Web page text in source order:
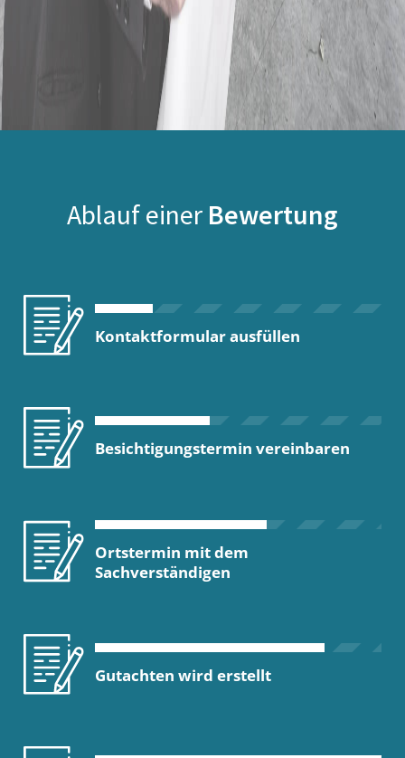
Ablauf einer Bewertung
Kontaktformular ausfüllen
Besichtigungstermin vereinbaren
Ortstermin mit dem
Sachverständigen
Gutachten wird erstellt